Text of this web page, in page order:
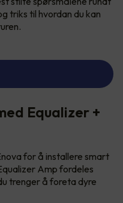
triks til hvordan du kan
Equalizer +
for å installere smart
Amp fordeles
trenger å foreta dyre